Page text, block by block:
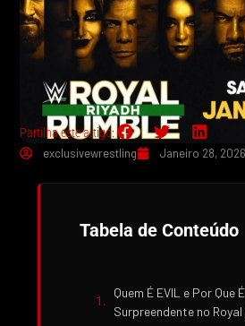
Partilha este artigo:
exclusivewrestling
Janeiro 28, 2026
Tabela de Conteúdo
Quem É EVIL e Por Que
Surpreendente no Royal